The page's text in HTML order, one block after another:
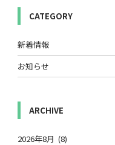
CATEGORY
新着情報
お知らせ
ARCHIVE
2026年8月 (8)